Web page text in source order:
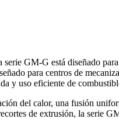
GM-G está diseñado
para centros de
y uso eficiente de
del calor, una fusión
de extrusión, la serie